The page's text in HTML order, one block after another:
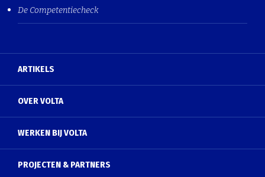
De Competentiecheck
ARTIKELS
OVER VOLTA
WERKEN BIJ VOLTA
PROJECTEN & PARTNERS